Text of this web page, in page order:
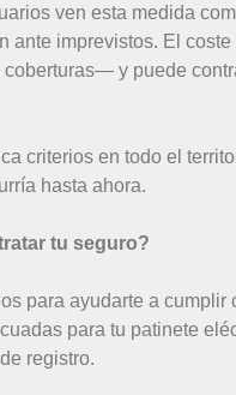
ven esta medida
ante imprevistos. El
y puede
criterios en todo el
hasta ahora.
tu seguro?
para ayudarte a
para tu patinete
registro.